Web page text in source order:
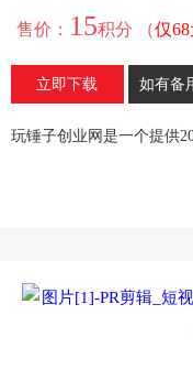
售价： 15积分 （仅
）
立即下载 如有备